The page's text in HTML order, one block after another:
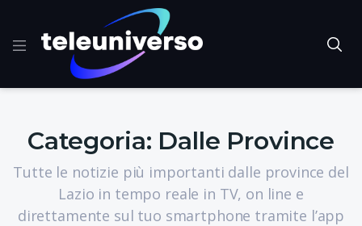
Categoria: Dalle Province
Tutte le notizie più importanti dalle province del
Lazio in tempo reale in TV, on line e
direttamente sul tuo smartphone tramite l’app